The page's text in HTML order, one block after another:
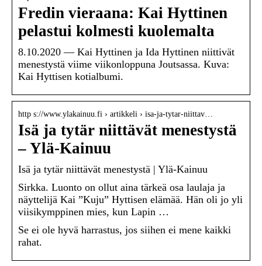
Fredin vieraana: Kai Hyttinen
pelastui kolmesti kuolemalta
8.10.2020 — Kai Hyttinen ja Ida Hyttinen niittivät
menestystä viime viikonloppuna Joutsassa. Kuva:
Kai Hyttisen kotialbumi.
http s://www.ylakainuu.fi › artikkeli › isa-ja-tytar-niittav…
Isä ja tytär niittävät menestystä
– Ylä-Kainuu
Isä ja tytär niittävät menestystä | Ylä-Kainuu
Sirkka. Luonto on ollut aina tärkeä osa laulaja ja
näyttelijä Kai ”Kuju” Hyttisen elämää. Hän oli jo yli
viisikymppinen mies, kun Lapin …
Se ei ole hyvä harrastus, jos siihen ei mene kaikki
rahat.